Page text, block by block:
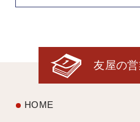
友屋の
HOME